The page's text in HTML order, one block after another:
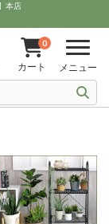
】本店
0
カート メニュー